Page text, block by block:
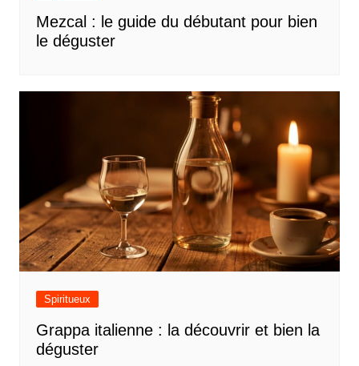
Mezcal : le guide du débutant pour bien
le déguster
Spiritueux
Grappa italienne : la découvrir et bien la
déguster